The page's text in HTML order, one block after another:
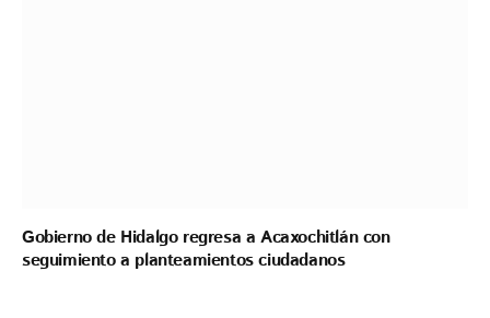
Gobierno de Hidalgo regresa a Acaxochitlán con
seguimiento a planteamientos ciudadanos